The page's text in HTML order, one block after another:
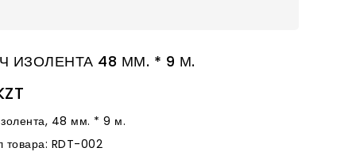
ИЗОЛЕНТА 48 ММ. * 9 М.
48 мм. * 9 м.
товара: RDT-002